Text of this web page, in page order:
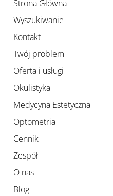
Strona Główna
Wyszukiwanie
Kontakt
Twój problem
Oferta i usługi
Okulistyka
Medycyna Estetyczna
Optometria
Cennik
Zespół
O nas
Blog